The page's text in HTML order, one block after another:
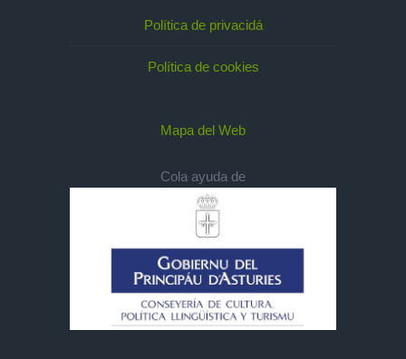
Política de privacidá
Política de cookies
Mapa del Web
Cola ayuda de